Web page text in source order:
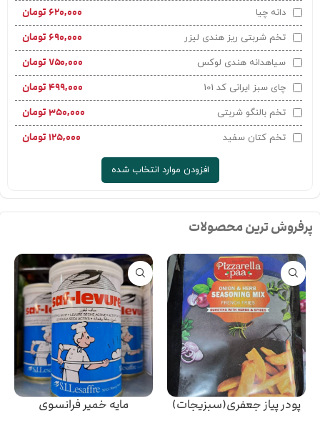
دانه چیا ۶۲۰,۰۰۰ تومان
تخم شربتی ریز هندی لیزر ۶۹۰,۰۰۰ تومان
سیاهدانه هندی لوکس ۷۵۰,۰۰۰ تومان
چای سبز ایرانی کد 101 ۴۹۹,۰۰۰ تومان
تخم بالنگو شربتی ۳۵۰,۰۰۰ تومان
تخم کتان سفید ۱۲۵,۰۰۰ تومان
افزودن موارد انتخاب شده
پرفروش ترین محصولات
پودر پیاز جعفری(سبزیجات)
مایه خمیر فرانسوی